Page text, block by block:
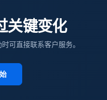
关键变化
可直接联系客户服务。